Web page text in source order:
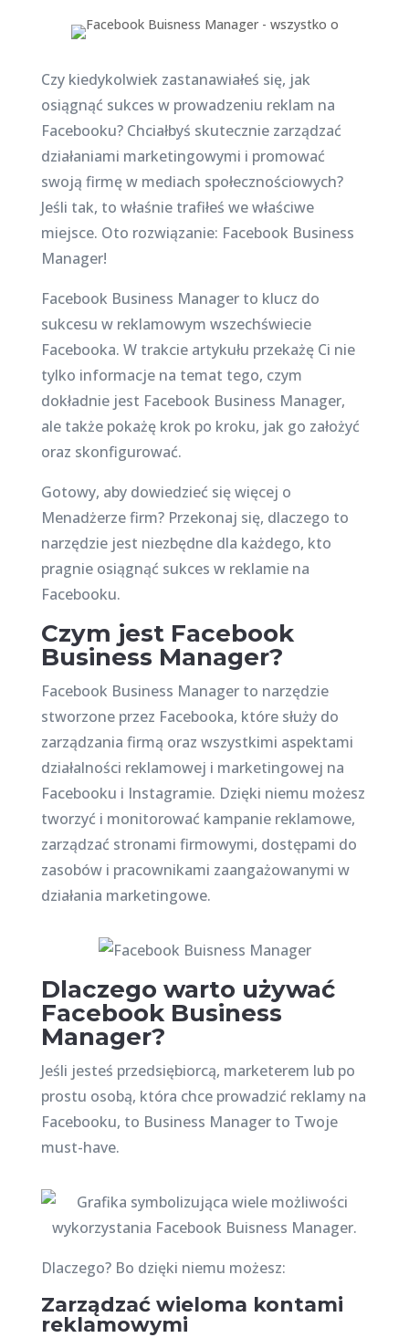
Czy kiedykolwiek zastanawiałeś się, jak
osiągnąć sukces w prowadzeniu reklam na
Facebooku? Chciałbyś skutecznie zarządzać
działaniami marketingowymi i promować
swoją firmę w mediach społecznościowych?
Jeśli tak, to właśnie trafiłeś we właściwe
miejsce. Oto rozwiązanie: Facebook Business
Manager!
Facebook Business Manager to klucz do
sukcesu w reklamowym wszechświecie
Facebooka. W trakcie artykułu przekażę Ci nie
tylko informacje na temat tego, czym
dokładnie jest Facebook Business Manager,
ale także pokażę krok po kroku, jak go założyć
oraz skonfigurować.
Gotowy, aby dowiedzieć się więcej o
Menadżerze firm? Przekonaj się, dlaczego to
narzędzie jest niezbędne dla każdego, kto
pragnie osiągnąć sukces w reklamie na
Facebooku.
Czym jest Facebook
Business Manager?
Facebook Business Manager to narzędzie
stworzone przez Facebooka, które służy do
zarządzania firmą oraz wszystkimi aspektami
działalności reklamowej i marketingowej na
Facebooku i Instagramie. Dzięki niemu możesz
tworzyć i monitorować kampanie reklamowe,
zarządzać stronami firmowymi, dostępami do
zasobów i pracownikami zaangażowanymi w
działania marketingowe.
Dlaczego warto używać
Facebook Business
Manager?
Jeśli jesteś przedsiębiorcą, marketerem lub po
prostu osobą, która chce prowadzić reklamy na
Facebooku, to Business Manager to Twoje
must-have.
Dlaczego? Bo dzięki niemu możesz:
Zarządzać wieloma kontami
reklamowymi